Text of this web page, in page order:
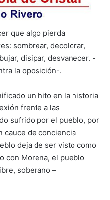
que algo pierda
sombrear, decolorar,
disipar, desvanecer. -
la oposición-.
un hito en la historia
frente a las
sufrido por el pueblo, por
cauce de conciencia
deja de ser visto como
con Morena, el pueblo
soberano –